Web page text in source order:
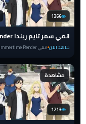
1366
شاهد الآن انمي Summertime Render مترجم
مشاهدة
1213